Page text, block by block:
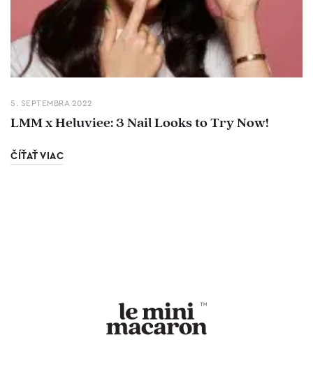
5. SEPTEMBRA 2022
LMM x Heluviee: 3 Nail Looks to Try Now!
ČÍŤAŤ VIAC